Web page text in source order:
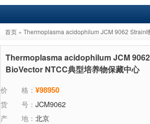
首页 » Thermoplasma acidophilum JCM 9062 Strain
典型培养物保藏中心
Thermoplasma acidophilum JCM
BioVector NTCC典型培养物保藏中心
价 格： ¥98950
货 号： JCM9062
产 地： 北京